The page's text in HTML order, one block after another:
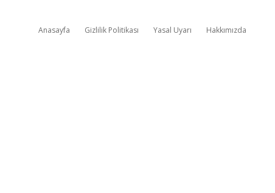
Anasayfa Gizlilik Politikası Yasal Uyarı Hakkımızda